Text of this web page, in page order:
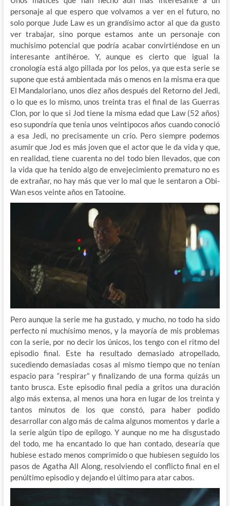
personaje al que espero que volvamos a ver en el futuro, no
solo porque Jude Law es un grandísimo actor al que da gusto
ver trabajar, sino porque estamos ante un personaje con
muchísimo potencial que podría acabar convirtiéndose en un
interesante antihéroe. Y, aunque es cierto que igual la
cronología está algo pillada por los pelos, ya que esta serie se
supone que está ambientada más o menos en la misma era que
El Mandaloriano, unos diez años después del Retorno del Jedi,
o lo que es lo mismo, unos treinta tras el final de las Guerras
Clon, por lo que si Jod tiene la misma edad que Law (52 años)
eso supondría que tenía unos veintipocos años cuando conoció
a esa Jedi, no precisamente un crío. Pero siempre podemos
asumir que Jod es más joven que el actor que le da vida y que,
en realidad, tiene cuarenta no del todo bien llevados, que con
la vida que ha tenido algo de envejecimiento prematuro no es
de extrañar, no hay más que ver lo mal que le sentaron a Obi-
Wan esos veinte años en Tatooine.
Pero aunque la serie me ha gustado, y mucho, no todo ha sido
perfecto ni muchísimo menos, y la mayoría de mis problemas
con la serie, por no decir los únicos, los tengo con el ritmo del
episodio final. Este ha resultado demasiado atropellado,
sucediendo demasiadas cosas al mismo tiempo que no tenían
espacio para “respirar” y finalizando de una forma quizás un
tanto brusca. Este episodio final pedía a gritos una duración
algo más extensa, al menos una hora en lugar de los treinta y
tantos minutos de los que constó, para haber podido
desarrollar con algo más de calma algunos momentos y darle a
la serie algún tipo de epílogo. Y aunque no me ha disgustado
del todo, me ha encantado lo que han contado, desearía que
hubiese estado menos comprimido o que hubiesen seguido los
pasos de Agatha All Along, resolviendo el conflicto final en el
penúltimo episodio y dejando el último para atar cabos.